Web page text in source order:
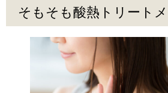
そもそも酸熱トリート